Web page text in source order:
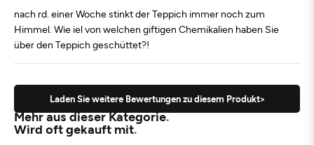
nach rd. einer Woche stinkt der Teppich immer noch zum
Himmel. Wie iel von welchen giftigen Chemikalien haben Sie
über den Teppich geschüttet?!
Laden Sie weitere Bewertungen zu diesem Produkt>
Mehr aus dieser Kategorie
Wird oft gekauft mit